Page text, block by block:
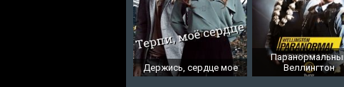
Держись, сердце мое
Веллингтон